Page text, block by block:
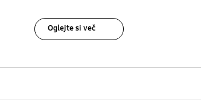
Oglejte si več